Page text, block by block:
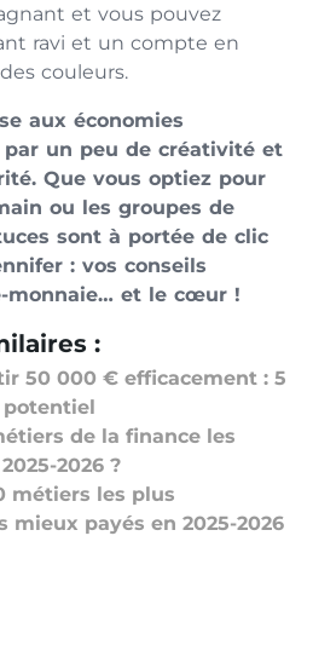
et vous pouvez
ravi et un compte en
couleurs.
aux économies
un peu de créativité et
Que vous optiez pour
ou les groupes de
sont à portée de clic
: vos conseils
monnaie… et le cœur !
:
50 000 € efficacement : 5
de la finance les
2026 ?
métiers les plus
mieux payés en 2025-2026